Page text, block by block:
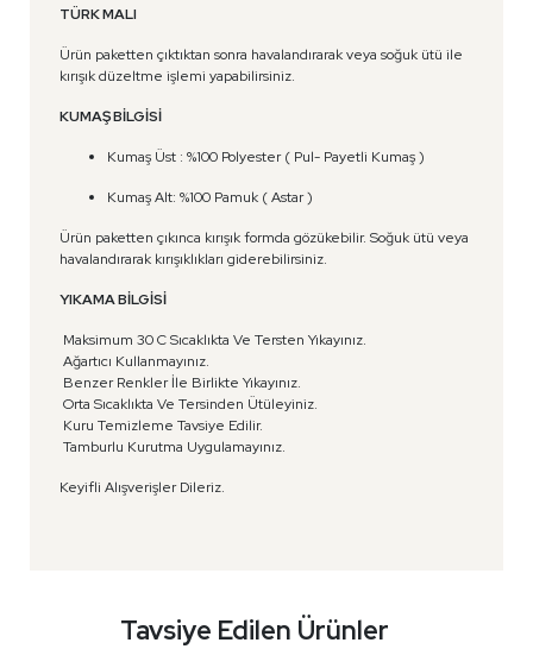
TÜRK MALI
Ürün paketten çıktıktan sonra havalandırarak veya soğuk ütü ile
kırışık düzeltme işlemi yapabilirsiniz.
KUMAŞ BİLGİSİ
Kumaş Üst : %100 Polyester ( Pul- Payetli Kumaş )
Kumaş Alt: %100 Pamuk ( Astar )
Ürün paketten çıkınca kırışık formda gözükebilir. Soğuk ütü veya
havalandırarak kırışıklıkları giderebilirsiniz.
YIKAMA BİLGİSİ
Maksimum 30 C Sıcaklıkta Ve Tersten Yıkayınız.
Ağartıcı Kullanmayınız.
Benzer Renkler İle Birlikte Yıkayınız.
Orta Sıcaklıkta Ve Tersinden Ütüleyiniz.
Kuru Temizleme Tavsiye Edilir.
Tamburlu Kurutma Uygulamayınız.
Keyifli Alışverişler Dileriz.
Tavsiye Edilen Ürünler